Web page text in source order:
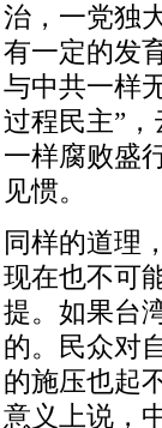
治，一党独
有一定的发
与中共一样
过程民主”
一样腐败盛
见惯。
同样的道理
现在也不可
提。如果台
的。民众对
的施压也起
意义上说，